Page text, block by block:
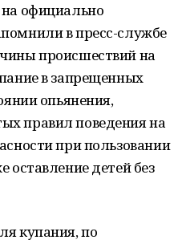
официально
в пресс-службе
происшествий на
в запрещенных
опьянения,
правил поведения на
при пользовании
оставление детей без
купания, по